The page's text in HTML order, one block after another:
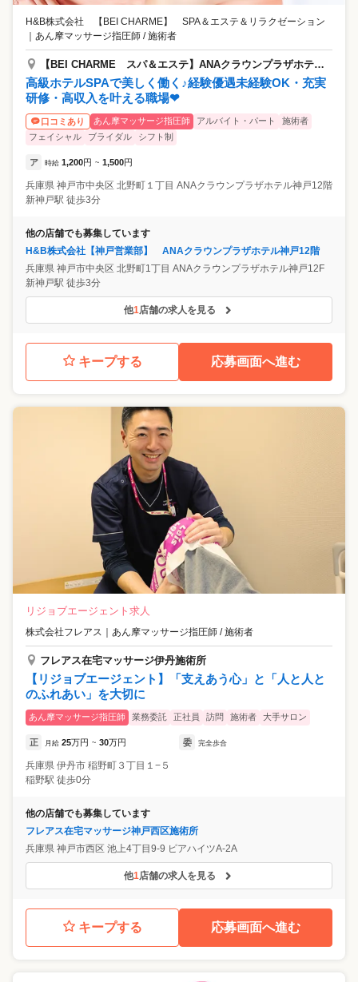
H&B株式会社 【BEI CHARME】 SPA＆エステ＆リラクゼーション
｜ あん摩マッサージ指圧師 / 施術者
【BEI CHARME スパ＆エステ】ANAクラウンプラザホテル神戸店
高級ホテルSPAで美しく働く♪経験優遇未経験OK・充実
研修・高収入を叶える職場❤
口コミあり あん摩マッサージ指圧師 アルバイト・パート
施術者
フェイシャル
ブライダル シフト制
ア 時給 1,200円 ~ 1,500円
兵庫県 神戸市中央区 北野町１丁目 ANAクラウンプラザホテル神戸12階
新神戸駅 徒歩3分
他の店舗でも募集しています
H&B株式会社【神戸営業部】 ANAクラウンプラザホテル神戸12階
兵庫県 神戸市中央区 北野町1丁目 ANAクラウンプラザホテル神戸12F
新神戸駅 徒歩3分
他1店舗の求人を見る
キープする 応募画面へ進む
リジョブエージェント求人
株式会社フレアス あん摩マッサージ指圧師 / 施術者
フレアス在宅マッサージ伊丹施術所
【リジョブエージェント】「支えあう心」と「人と人と
のふれあい」を大切に
あん摩マッサージ指圧師 業務委託 正社員 訪問 施術者 大手サロン
正 月給 25万円 ~ 30万円 委 完全歩合
兵庫県 伊丹市 稲野町３丁目１−５
稲野駅 徒歩0分
他の店舗でも募集しています
フレアス在宅マッサージ神戸西区施術所
兵庫県 神戸市西区 池上4丁目9‐9 ピアハイツA-2A
他1店舗の求人を見る
キープする 応募画面へ進む